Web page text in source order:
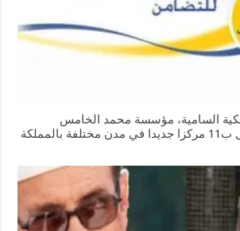
السامية، مؤسسة محمد الخامس